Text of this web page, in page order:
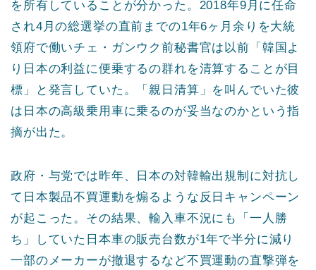
を所有していることが分かった。2018年9月に任命
され4月の総選挙の直前までの1年6ヶ月余りを大統
領府で働いチェ・ガンウク前秘書官は以前「韓国よ
り日本の利益に便乗するの群れを清算することが目
標」と発言していた。「親日清算」を叫んでいた彼
は日本の高級乗用車に乗るのが妥当なのかという指
摘が出た。
政府・与党では昨年、日本の対韓輸出規制に対抗し
て日本製品不買運動を煽るような反日キャンペーン
が起こった。その結果、輸入車不況にも「一人勝
ち」していた日本車の販売台数が1年で半分に減り
一部のメーカーが撤退するなど不買運動の直撃弾を